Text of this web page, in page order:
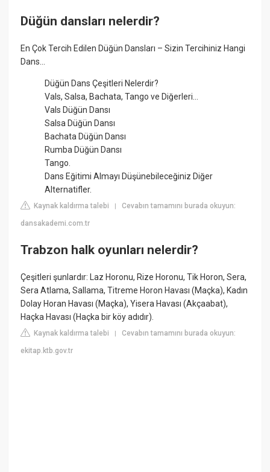
Düğün dansları nelerdir?
En Çok Tercih Edilen Düğün Dansları – Sizin Tercihiniz Hangi
Dans...
Düğün Dans Çeşitleri Nelerdir?
Vals, Salsa, Bachata, Tango ve Diğerleri…
Vals Düğün Dansı
Salsa Düğün Dansı
Bachata Düğün Dansı
Rumba Düğün Dansı
Tango.
Dans Eğitimi Almayı Düşünebileceğiniz Diğer
Alternatifler.
Kaynak kaldırma talebi |Cevabın tamamını burada okuyun:
dansakademi.com.tr
Trabzon halk oyunları nelerdir?
Çeşitleri şunlardır: Laz Horonu, Rize Horonu, Tik Horon, Sera,
Sera Atlama, Sallama, Titreme Horon Havası (Maçka), Kadın
Dolay Horan Havası (Maçka), Yisera Havası (Akçaabat),
Haçka Havası (Haçka bir köy adıdır).
Kaynak kaldırma talebi |Cevabın tamamını burada okuyun:
ekitap.ktb.gov.tr